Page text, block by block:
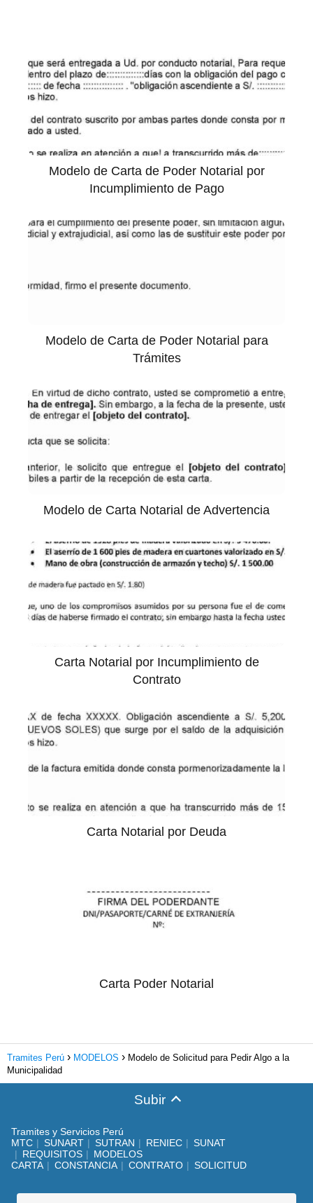
Modelo de Carta de Poder Notarial por
Incumplimiento de Pago
Modelo de Carta de Poder Notarial para
Trámites
Modelo de Carta Notarial de Advertencia
Carta Notarial por Incumplimiento de
Contrato
Carta Notarial por Deuda
Carta Poder Notarial
Tramites Perú MODELOS
Modelo de Solicitud para Pedir Algo a la
Municipalidad
Subir
Tramites y Servicios Perú
MTC
SUNART SUTRAN RENIEC
SUNAT
REQUISITOS
MODELOS
CARTA
CONSTANCIA CONTRATO SOLICITUD